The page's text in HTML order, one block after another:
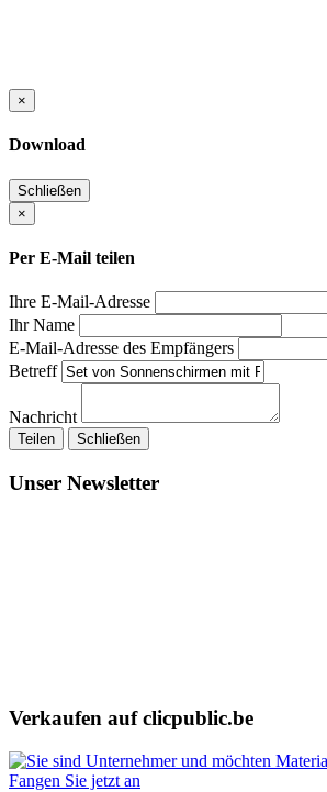
×
Download
Schließen
×
Per E-Mail teilen
Ihre E-Mail-Adresse
Ihr Name
E-Mail-Adresse des Empfängers
Betreff
Nachricht
Teilen Schließen
Unser Newsletter
Verkaufen auf clicpublic.be
Fangen Sie jetzt an